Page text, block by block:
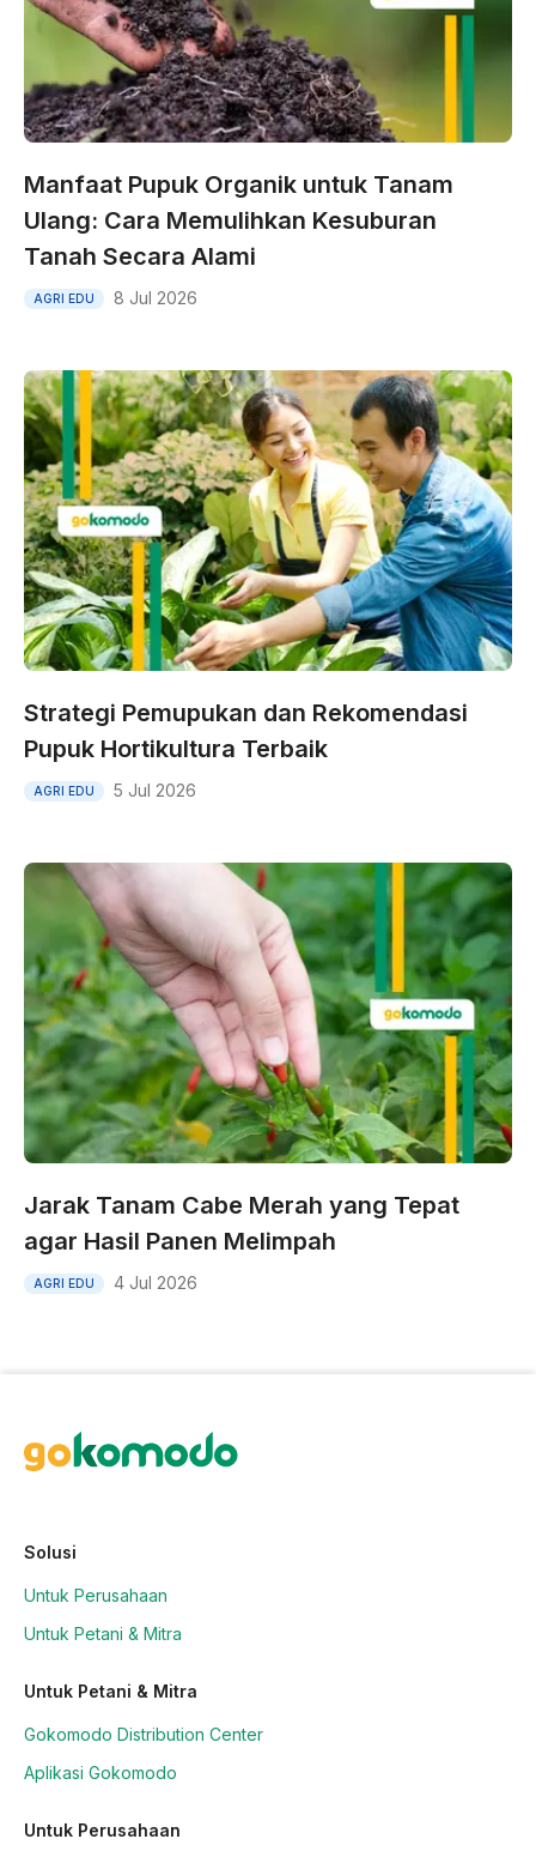
Manfaat Pupuk Organik untuk Tanam
Ulang: Cara Memulihkan Kesuburan
Tanah Secara Alami
AGRI EDU 8 Jul 2026
Strategi Pemupukan dan Rekomendasi
Pupuk Hortikultura Terbaik
AGRI EDU 5 Jul 2026
Jarak Tanam Cabe Merah yang Tepat
agar Hasil Panen Melimpah
AGRI EDU 4 Jul 2026
Solusi
Untuk Perusahaan
Untuk Petani & Mitra
Untuk Petani & Mitra
Gokomodo Distribution Center
Aplikasi Gokomodo
Untuk Perusahaan